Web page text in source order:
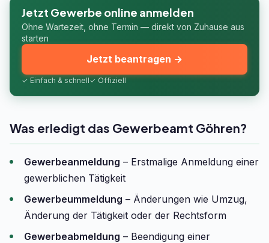
Jetzt Gewerbe online anmelden
Ohne Wartezeit, ohne Termin — direkt von Zuhause aus
starten
✓ Einfach & schnell✓ Offiziell
Jetzt beantragen →
Was erledigt das Gewerbeamt Göhren?
Gewerbeanmeldung – Erstmalige Anmeldung einer
gewerblichen Tätigkeit
Gewerbeummeldung – Änderungen wie Umzug,
Änderung der Tätigkeit oder der Rechtsform
Gewerbeabmeldung – Beendigung einer